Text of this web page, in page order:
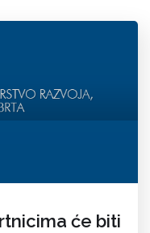
će biti